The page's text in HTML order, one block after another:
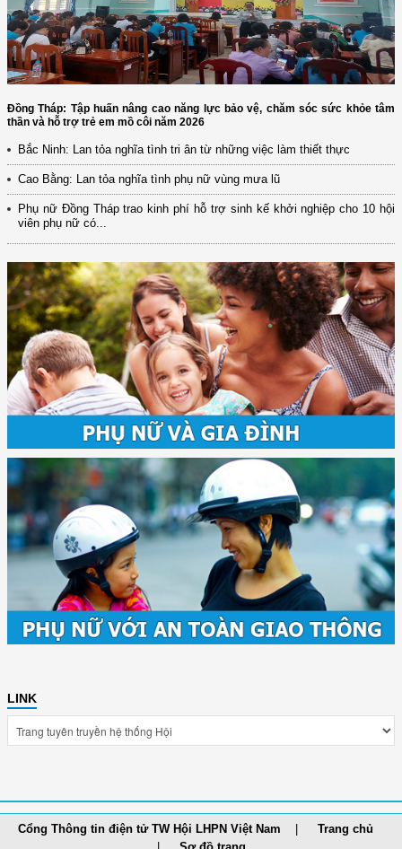
Đồng Tháp: Tập huấn nâng cao năng lực bảo vệ, chăm sóc sức khỏe tâm
thần và hỗ trợ trẻ em mồ côi năm 2026
Bắc Ninh: Lan tỏa nghĩa tình tri ân từ những việc làm thiết thực
Cao Bằng: Lan tỏa nghĩa tình phụ nữ vùng mưa lũ
Phụ nữ Đồng Tháp trao kinh phí hỗ trợ sinh kế khởi nghiệp cho 10 hội
viên phụ nữ có...
LINK
Cổng Thông tin điện tử TW Hội LHPN Việt Nam
Trang chủ